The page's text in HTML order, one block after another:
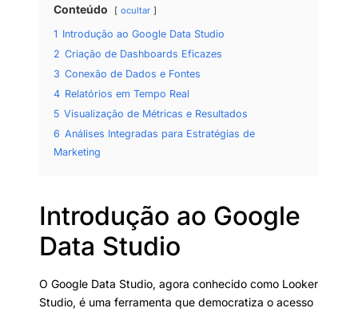
Conteúdo ocultar
1 Introdução ao Google Data Studio
2 Criação de Dashboards Eficazes
3 Conexão de Dados e Fontes
4 Relatórios em Tempo Real
5 Visualização de Métricas e Resultados
6 Análises Integradas para Estratégias de
Marketing
Introdução ao Google
Data Studio
O Google Data Studio, agora conhecido como Looker
Studio, é uma ferramenta que democratiza o acesso